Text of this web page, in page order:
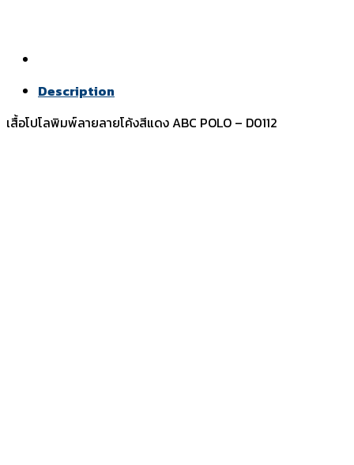
Description
เสื้อโปโลพิมพ์ลายลายโค้งสีแดง ABC POLO – D0112